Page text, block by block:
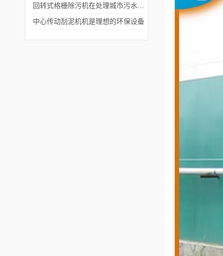
中心传动刮泥机机是理想的环保设备